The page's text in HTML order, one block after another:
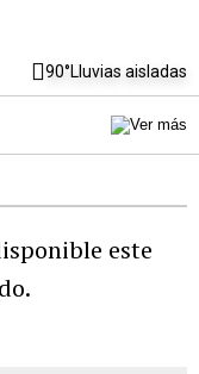
90°Lluvias aisladas
este